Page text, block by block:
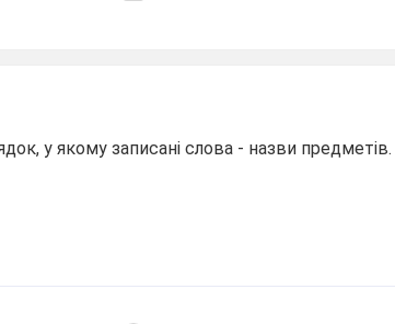
у якому записані слова - назви предметів.